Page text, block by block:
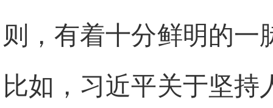
则，有着十分鲜明的一
比如，习近平关于坚